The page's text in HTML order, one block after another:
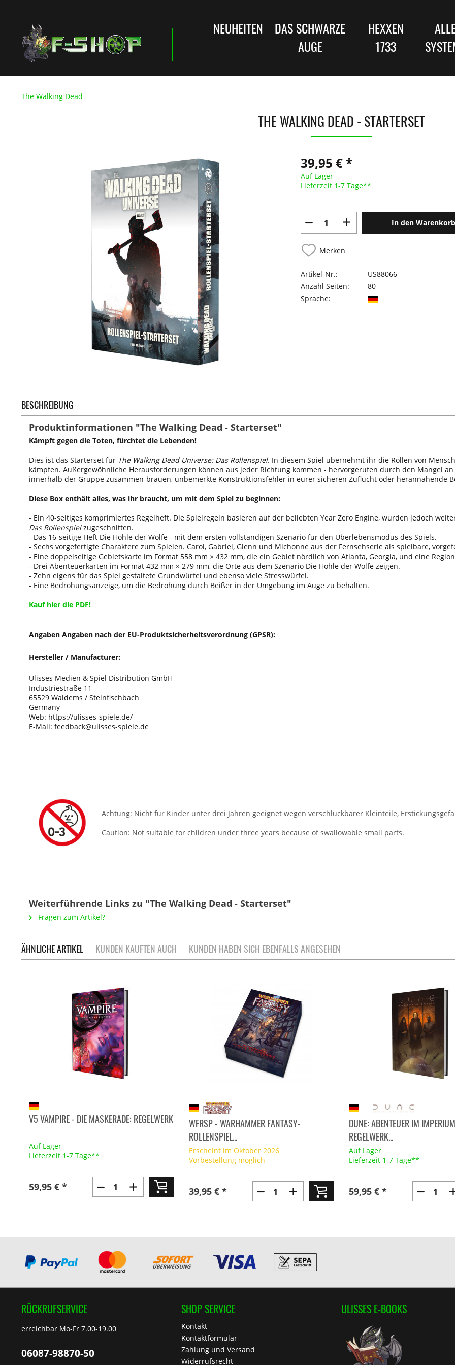
NEUHEITEN
DAS SCHWARZE
AUGE
HEXXEN
1733
The Walking Dead
THE WALKING DEAD - STARTERSET
39,95 € *
Auf Lager
Lieferzeit 1-7 Tage**
In den Warenkorb
Merken
Artikel-Nr.:
US88066
Anzahl Seiten:
80
Sprache:
BESCHREIBUNG
Produktinformationen "The Walking Dead - Starterset"
Kämpft gegen die Toten, fürchtet die Lebenden!
Dies ist das Starterset für The Walking Dead Universe: Das Rollenspiel. In diesem Spiel übernehmt ihr die Rollen von
kämpfen. Außergewöhnliche Herausforderungen können aus jeder Richtung kommen - hervorgerufen durch den Mangel
innerhalb der Gruppe zusammen-brauen, unbemerkte Konstruktionsfehler in eurer sicheren Zuflucht oder herannahende
Diese Box enthält alles, was ihr braucht, um mit dem Spiel zu beginnen:
- Ein 40-seitiges komprimiertes Regelheft. Die Spielregeln basieren auf der beliebten Year Zero Engine, wurden jedoch
Das Rollenspielzugeschnitten.
- Das 16-seitige Heft Die Höhle der Wölfe - mit dem ersten vollständigen Szenario für den Überlebensmodus des Spiels.
- Sechs vorgefertigte Charaktere zum Spielen. Carol, Gabriel, Glenn und Michonne aus der Fernsehserie als spielbare,
- Eine doppelseitige Gebietskarte im Format 558 mm × 432 mm, die ein Gebiet nördlich von Atlanta, Georgia, und eine
- Drei Abenteuerkarten im Format 432 mm × 279 mm, die Orte aus dem Szenario Die Höhle der Wölfe zeigen.
- Zehn eigens für das Spiel gestaltete Grundwürfel und ebenso viele Stresswürfel.
- Eine Bedrohungsanzeige, um die Bedrohung durch Beißer in der Umgebung im Auge zu behalten.
Kauf hier die PDF!
Angaben Angaben nach der EU-Produktsicherheitsverordnung (GPSR):
Hersteller / Manufacturer:
Ulisses Medien & Spiel Distribution GmbH
Industriestraße 11
65529 Waldems / Steinfischbach
Germany
Web: https://ulisses-spiele.de/
E-Mail: feedback@ulisses-spiele.de
Achtung: Nicht für Kinder unter drei Jahren geeignet wegen verschluckbarer Kleinteile,
Caution: Not suitable for children under three years because of swallowable small parts.
Weiterführende Links zu "The Walking Dead - Starterset"
Fragen zum Artikel?
ÄHNLICHE ARTIKEL KUNDEN KAUFTEN AUCH KUNDEN HABEN SICH EBENFALLS ANGESEHEN
V5 VAMPIRE - DIE MASKERADE: REGELWERK
Auf Lager
Lieferzeit 1-7 Tage**
59,95 € *
WFRSP - WARHAMMER FANTASY-
ROLLENSPIEL...
Erscheint im Oktober 2026
Vorbestellung möglich
39,95 € *
DUNE: ABENTEUER IM
REGELWERK...
Auf Lager
Lieferzeit 1-7 Tage**
59,95 € *
RÜCKRUFSERVICE
erreichbar Mo-Fr 7.00-19.00
06087-98870-50
SHOP SERVICE
Kontakt
Kontaktformular
Zahlung und Versand
Widerrufsrecht
ULISSES E-BOOKS